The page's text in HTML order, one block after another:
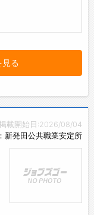
見る
載開始日:2026/08/04
新発田公共職業安定所